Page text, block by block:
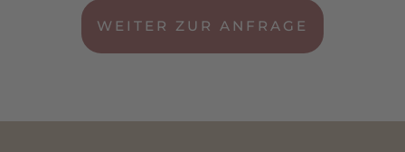
WEITER ZUR ANFRAGE